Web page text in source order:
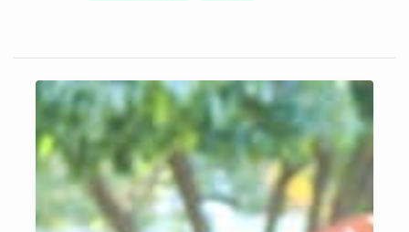
área para manter aquela área conservada para a coleta de
que a natureza fornece, como recursos hídricos e bem-estar.